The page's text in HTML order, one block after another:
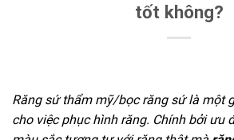
tốt không?
Răng sứ thẩm mỹ/bọc răng sứ là một
cho việc phục hình răng. Chính bởi ưu